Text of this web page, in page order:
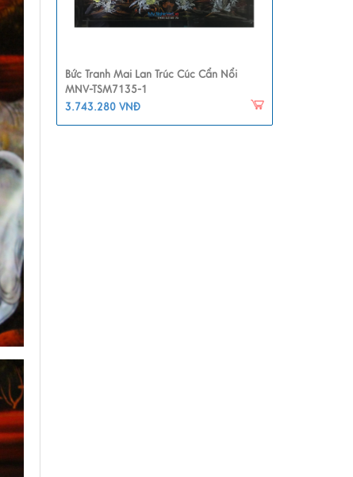
Bức Tranh Mai Lan Trúc Cúc Cẩn Nổi
MNV-TSM7135-1
3.743.280 VNĐ